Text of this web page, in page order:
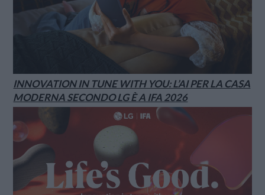
INNOVATION IN TUNE WITH YOU: L’AI PER LA CASA
MODERNA SECONDO LG È A IFA 2026